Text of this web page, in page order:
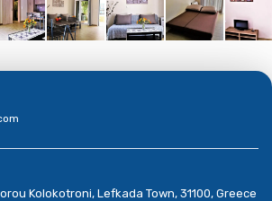
Kolokotroni, Lefkada Town, 31100, Greece